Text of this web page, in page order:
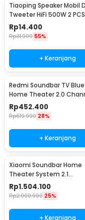
Tiaoping Speaker Mobil
Tweeter HiFi 500W 2
005A
Rp14.400
Rp31.900 55%
+ Keranjang
Redmi Soundbar TV
Home Theater 2.0
Stereo AUX 30W - MDZ-
Rp452.400
Rp619.900 28%
+ Keranjang
Xiaomi Soundbar Home
Theater System 2.1
Subwoofers 100W
5.0 - MDZ-35-DA
Rp1.504.100
Rp2.000.900 25%
+ Keranjang